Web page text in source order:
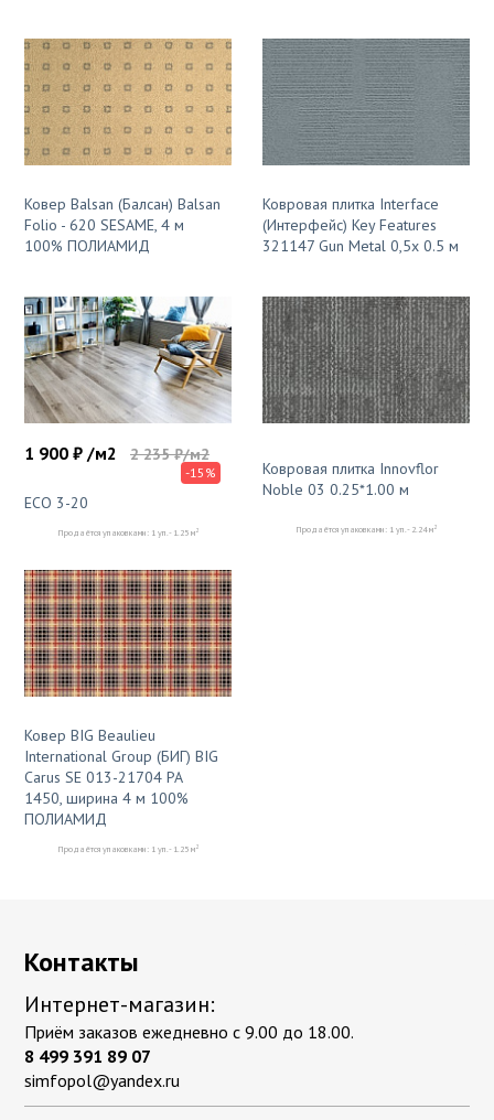
Ковер Balsan (Балсан) Balsan
Folio - 620 SESAME, 4 м
100% ПОЛИАМИД
Ковровая плитка Interface
(Интерфейс) Key Features
321147 Gun Metal 0,5x 0.5 м
1 900 ₽ /м2 2 235 ₽/м2
-15%
ECO 3-20
Продаётся упаковками: 1 уп. - 1.25 м2
Ковровая плитка Innovflor
Noble 03 0.25*1.00 м
Продаётся упаковками: 1 уп. - 2.24 м2
Ковер BIG Beaulieu
International Group (БИГ) BIG
Carus SE 013-21704 PA
1450, ширина 4 м 100%
ПОЛИАМИД
Продаётся упаковками: 1 уп. - 1.25 м2
Контакты
Интернет-магазин:
Приём заказов ежедневно с 9.00 до 18.00.
8 499 391 89 07
simfopol@yandex.ru